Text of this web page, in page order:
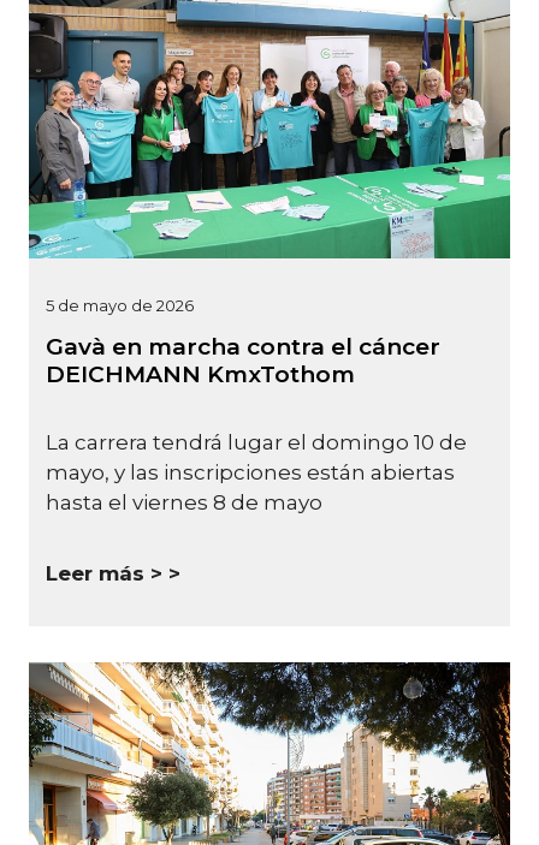
5 de mayo de 2026
Gavà en marcha contra el cáncer
DEICHMANN KmxTothom
La carrera tendrá lugar el domingo 10 de
mayo, y las inscripciones están abiertas
hasta el viernes 8 de mayo
Leer más >